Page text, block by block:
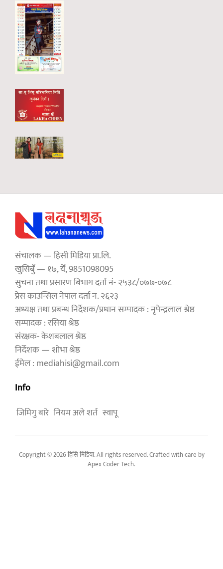
संचालक — हिसी मिडिया प्रा.लि.
खुसिबुँ — १७, येँ, 9851098095
सुचना तथा प्रसारण बिभाग दर्ता नं- २५३८/०७७-०७८
प्रेस काउन्सिल नेपाल दर्ता न. २६२३
अध्यक्ष तथा प्रबन्ध निर्देशक/प्रधान सम्पादक : नृपेन्द्रलाल श्रेष्ठ
सम्पादक : रसिया श्रेष्ठ
संरक्षक- केशबलाल श्रेष्ठ
निर्देशक — शोभा श्रेष्ठ
ईमेल : mediahisi@gmail.com
Info
जिमिगु बारे नियम अले शर्त स्वापू
Copyright © 2026 हिसि मिडिया. All rights reserved. Crafted with care by
Apex Coder Tech.